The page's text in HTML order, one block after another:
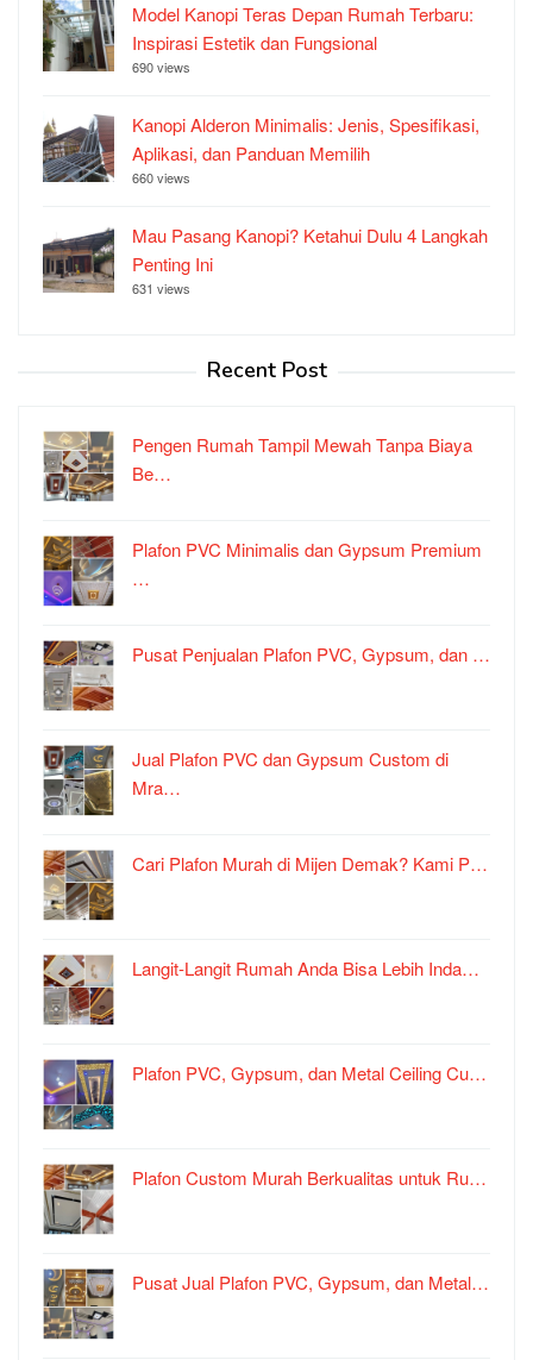
Model Kanopi Teras Depan Rumah Terbaru:
Inspirasi Estetik dan Fungsional
690 views
Kanopi Alderon Minimalis: Jenis, Spesifikasi,
Aplikasi, dan Panduan Memilih
660 views
Mau Pasang Kanopi? Ketahui Dulu 4 Langkah
Penting Ini
631 views
Recent Post
Pengen Rumah Tampil Mewah Tanpa Biaya
Be…
Plafon PVC Minimalis dan Gypsum Premium
…
Pusat Penjualan Plafon PVC, Gypsum, dan …
Jual Plafon PVC dan Gypsum Custom di
Mra…
Cari Plafon Murah di Mijen Demak? Kami P…
Langit-Langit Rumah Anda Bisa Lebih Inda…
Plafon PVC, Gypsum, dan Metal Ceiling Cu…
Plafon Custom Murah Berkualitas untuk Ru…
Pusat Jual Plafon PVC, Gypsum, dan Metal…